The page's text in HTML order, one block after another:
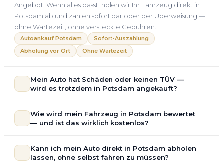
Angebot. Wenn alles passt, holen wir Ihr Fahrzeug direkt in
Potsdam ab und zahlen sofort bar oder per Überweisung —
ohne Wartezeit, ohne versteckte Gebühren.
Autoankauf Potsdam
Sofort-Auszahlung
Abholung vor Ort
Ohne Wartezeit
Mein Auto hat Schäden oder keinen TÜV —
wird es trotzdem in Potsdam angekauft?
Motorschaden, Getriebeschaden, abgelaufenem TÜV oder
allgemeinem Reparaturbedarf direkt in Potsdam an. Der
Bewertung ein. Anders als Online-Rechner berücksichtigen
wir den realen Zustand und die aktuelle Nachfrage für eine
Wie wird mein Fahrzeug in Potsdam bewertet
— und ist das wirklich kostenlos?
ist vollständig kostenlos und unverbindlich. Wir prüfen Marke,
Modell, Baujahr, Kilometerstand, Ausstattung, Pflegezustand
Kann ich mein Auto direkt in Potsdam abholen
lassen, ohne selbst fahren zu müssen?